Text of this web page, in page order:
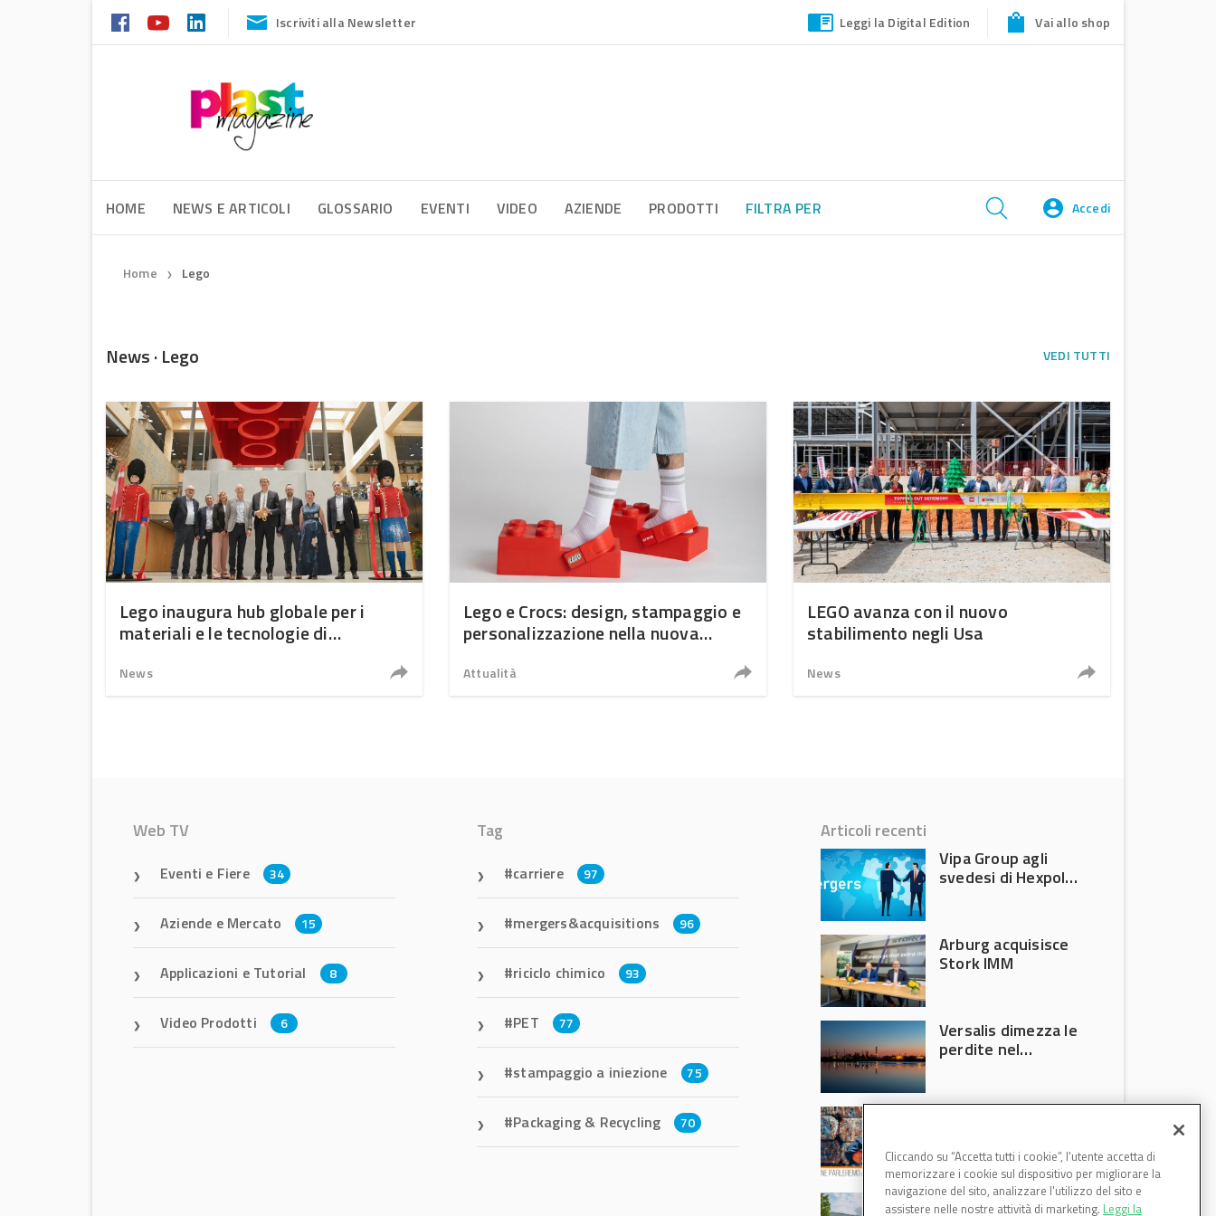
Iscriviti alla Newsletter Leggi la Digital Edition Vai allo shop
HOME NEWS E ARTICOLI GLOSSARIO EVENTI VIDEO AZIENDE PRODOTTI FILTRA PER Accedi
Home ❯ Lego
News · Lego VEDI TUTTI
Lego inaugura hub globale per i
materiali e le tecnologie di
News
Lego e Crocs: design, stampaggio e
personalizzazione nella nuova
Attualità
LEGO avanza con il nuovo
stabilimento negli Usa
News
Web TV
Eventi e Fiere 34
Aziende e Mercato 15
Applicazioni e Tutorial 8
Video Prodotti 6
Tag
carriere 97
mergers&acquisitions 96
riciclo chimico 93
PET 77
stampaggio a iniezione 75
Packaging & Recycling 70
Articoli recenti
Vipa Group agli
svedesi di Hexpol
Arburg acquisisce
Stork IMM
Versalis dimezza le
perdite nel
chiedono
intervento del
Governo
Basf Italia cresce
Cliccando su “Accetta tutti i cookie”, l'utente accetta di
memorizzare i cookie sul dispositivo per migliorare la
navigazione del sito, analizzare l'utilizzo del sito e
assistere nelle nostre attività di marketing. Leggi la